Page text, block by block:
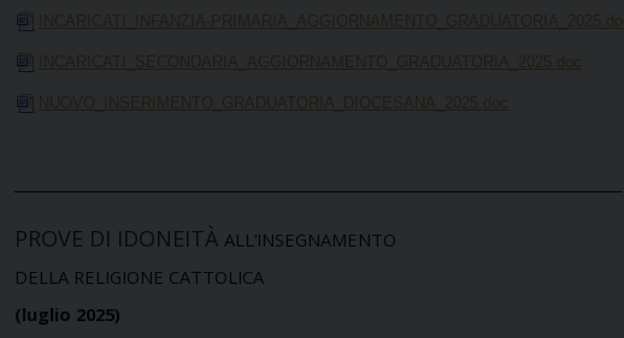
INCARICATI_INFANZIA-PRIMARIA_AGGIORNAMENTO_GRADUATORIA_2025.doc
INCARICATI_SECONDARIA_AGGIORNAMENTO_GRADUATORIA_2025.doc
NUOVO_INSERIMENTO_GRADUATORIA_DIOCESANA_2025.doc
PROVE DI IDONEITÀ ALL’INSEGNAMENTO
DELLA RELIGIONE CATTOLICA
(luglio 2025)